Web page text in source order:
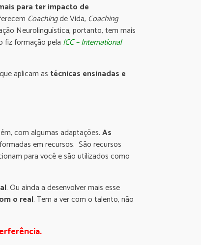
para ter impacto de
Coachingde Vida, Coaching
Neurolinguística, portanto, tem mais
fiz formação pela ICC – International
aplicam as técnicas ensinadas e
com algumas adaptações.As
em recursos. São recursos
para você e são utilizados como
. Ou ainda a desenvolver mais esse
o real. Tem a ver com o talento, não